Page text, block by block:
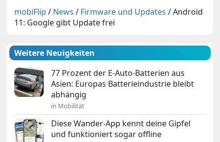
mobiFlip / News / Firmware und Updates /Android
11: Google gibt Update frei
Weitere Neuigkeiten
77 Prozent der E-Auto-Batterien aus
Asien: Europas Batterieindustrie bleibt
abhängig
in Mobilität
Diese Wander-App kennt deine Gipfel
und funktioniert sogar offline